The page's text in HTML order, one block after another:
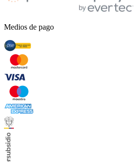
Medios de pago